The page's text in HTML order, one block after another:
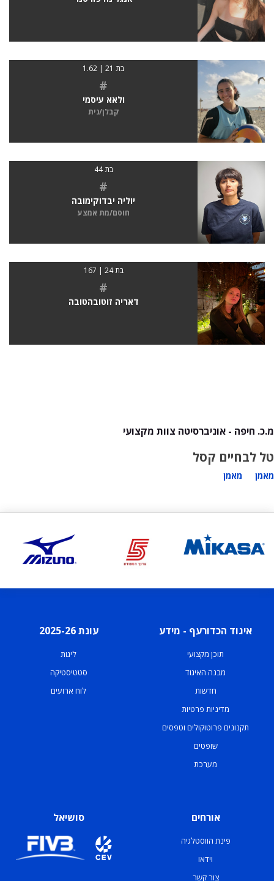
בת 21 | 1.62
#
ולאא עיסמי
קבלן/נית
בת 44
#
יוליה יבדוקימובה
חוסם/מת אמצע
בת 24 | 167
#
דאריה זוטובהטובה
מ.כ. חיפה - אוניברסיטה צוות מקצועי
טל לב
מאמן
חיים קסל
מאמן
איגוד הכדורעף - מידע
תוכן מקצועי
מבנה האיגוד
חדשות
מדיניות פרטיות
תקנונים פרוטוקולים וטפסים
שופטים
מערכת
עונת 2025-26
ליגות
סטטיסטיקה
לוח ארועים
אורחים
פינת הווסטלגיה
וידאו
צור קשר
סושיאל